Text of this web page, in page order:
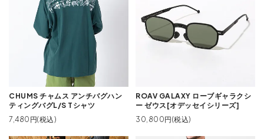
CHUMS チャムス アンチバグハン
ティングバグL/S Tシャツ
7,480円(税込)
ROAV GALAXY ローブギャラクシ
ー ゼウス[オデッセイシリーズ]
30,800円(税込)